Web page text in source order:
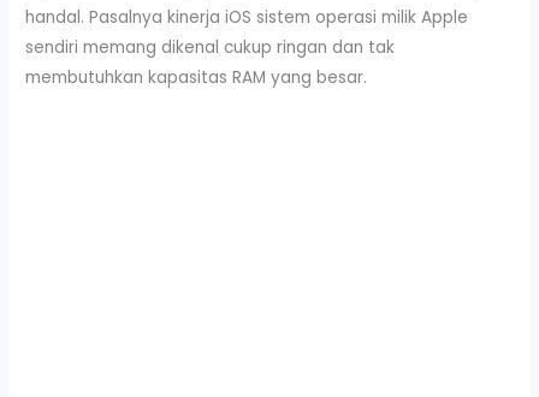
handal. Pasalnya kinerja iOS sistem operasi milik Apple
sendiri memang dikenal cukup ringan dan tak
membutuhkan kapasitas RAM yang besar.